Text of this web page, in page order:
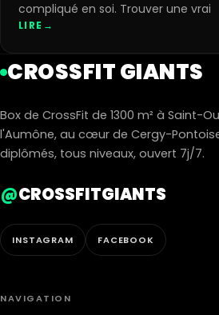
compliqué en soi. Trouver une vrai
LIRE →
CROSSFIT GIANTS
Box de CrossFit de 1300 m² à Saint-
l'Aumône, au cœur de Cergy-
diplômés, tous niveaux, ouvert 7j/7.
@CROSSFITGIANTS
INSTAGRAM FACEBOOK
NAVIGATION